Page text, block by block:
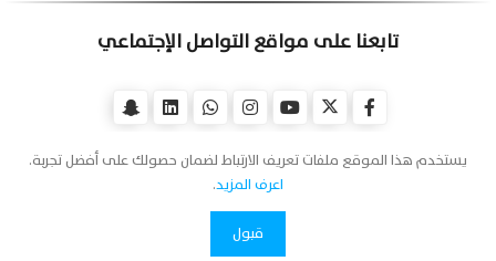
تابعنا على مواقع التواصل الإجتماعي
يستخدم هذا الموقع ملفات تعريف الارتباط لضمان حصولك على أفضل تجربة.
اعرف المزيد.
قبول